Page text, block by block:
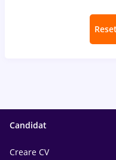
Candidat
Creare CV